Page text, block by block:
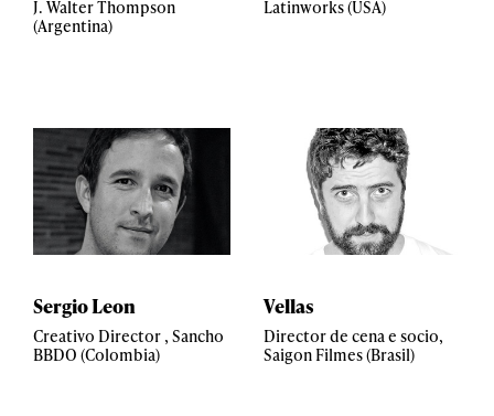
J. Walter Thompson
(Argentina)
Latinworks (USA)
Sergio Leon
Creativo Director , Sancho
BBDO (Colombia)
Vellas
Director de cena e socio,
Saigon Filmes (Brasil)